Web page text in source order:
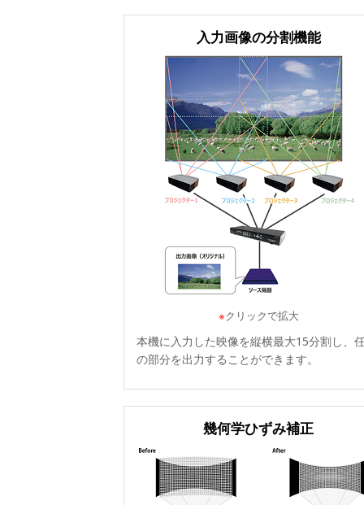
入力画像の分割機能
※クリックで拡大
本機に入力した映像を縦横最大15分割し、
の部分を出力することができます。
幾何学ひずみ補正